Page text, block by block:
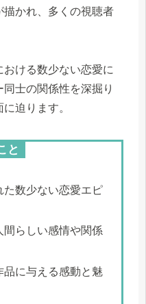
描かれ、多くの視聴者
ける数少ない恋愛に
士の関係性を深掘り
迫ります。
と
た数少ない恋愛エピ
間らしい感情や関係
品に与える感動と魅